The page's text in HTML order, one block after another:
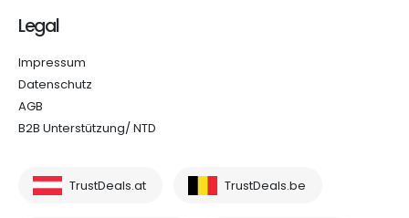
Legal
Impressum
Datenschutz
AGB
B2B Unterstützung/ NTD
TrustDeals.at TrustDeals.be